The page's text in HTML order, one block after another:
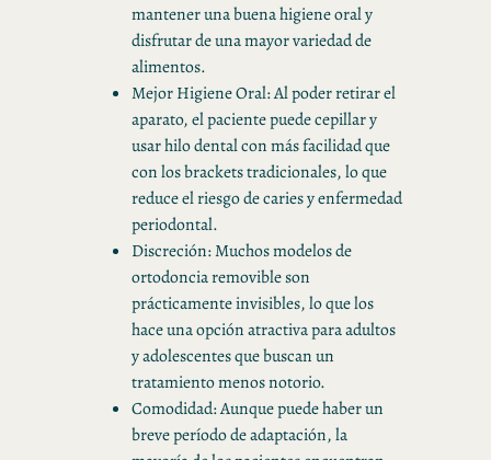
mantener una buena higiene oral y
disfrutar de una mayor variedad de
alimentos.
Mejor Higiene Oral: Al poder retirar el
aparato, el paciente puede cepillar y
usar hilo dental con más facilidad que
con los brackets tradicionales, lo que
reduce el riesgo de caries y enfermedad
periodontal.
Discreción: Muchos modelos de
ortodoncia removible son
prácticamente invisibles, lo que los
hace una opción atractiva para adultos
y adolescentes que buscan un
tratamiento menos notorio.
Comodidad: Aunque puede haber un
breve período de adaptación, la